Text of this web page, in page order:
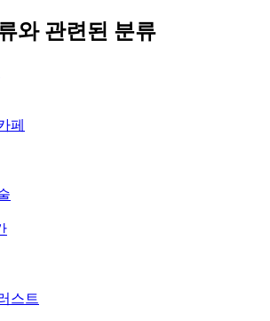
와 관련된 분류
페
스트